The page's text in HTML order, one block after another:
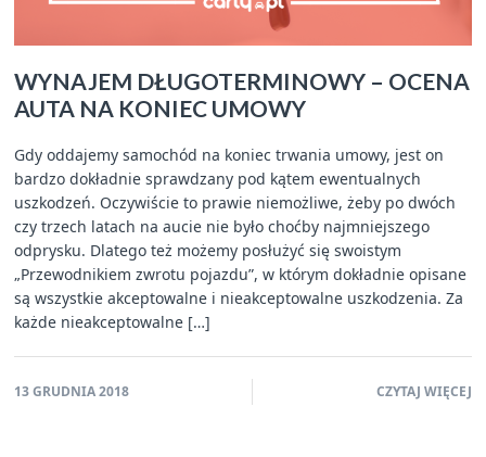
WYNAJEM DŁUGOTERMINOWY – OCENA
AUTA NA KONIEC UMOWY
Gdy oddajemy samochód na koniec trwania umowy, jest on
bardzo dokładnie sprawdzany pod kątem ewentualnych
uszkodzeń. Oczywiście to prawie niemożliwe, żeby po dwóch
czy trzech latach na aucie nie było choćby najmniejszego
odprysku. Dlatego też możemy posłużyć się swoistym
„Przewodnikiem zwrotu pojazdu”, w którym dokładnie opisane
są wszystkie akceptowalne i nieakceptowalne uszkodzenia. Za
każde nieakceptowalne […]
13 GRUDNIA 2018 CZYTAJ WIĘCEJ